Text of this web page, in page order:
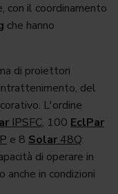
con il coordinamento
che hanno
di proiettori
del
L'ordine
IPSFC, 100 EclPar
e 8 Solar 48Q:
di operare in
in condizioni